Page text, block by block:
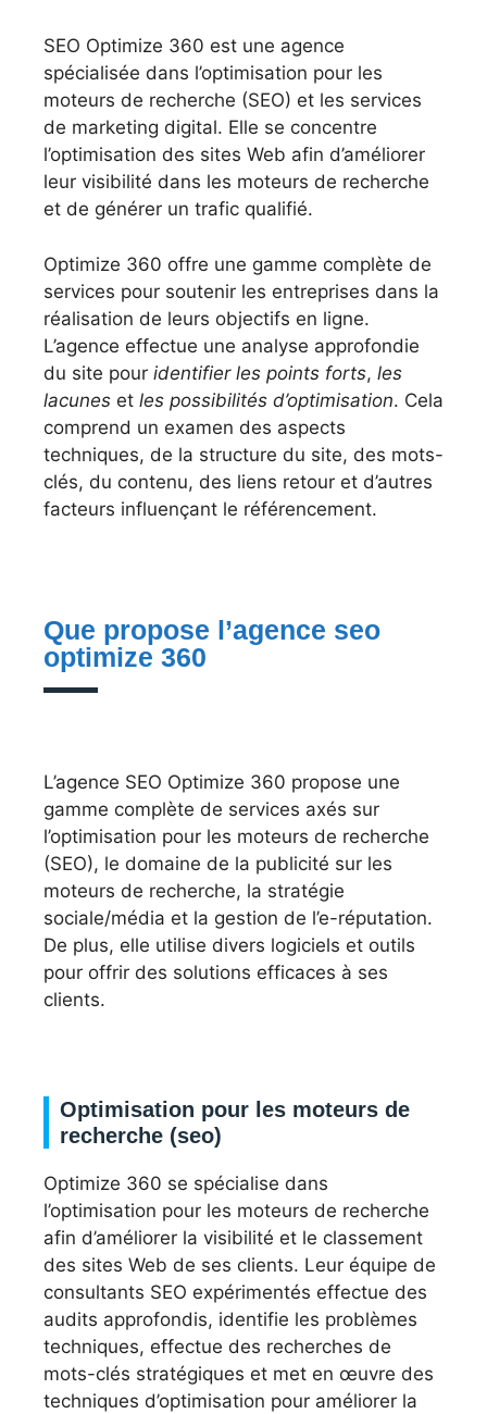
SEO Optimize 360 est une agence
spécialisée dans l’optimisation pour les
moteurs de recherche (SEO) et les services
de marketing digital. Elle se concentre
l’optimisation des sites Web afin d’améliorer
leur visibilité dans les moteurs de recherche
et de générer un trafic qualifié.
Optimize 360 offre une gamme complète de
services pour soutenir les entreprises dans la
réalisation de leurs objectifs en ligne.
L’agence effectue une analyse approfondie
du site pour identifier les points forts, les
lacunes et les possibilités d’optimisation. Cela
comprend un examen des aspects
techniques, de la structure du site, des mots-
clés, du contenu, des liens retour et d’autres
facteurs influençant le référencement.
Que propose l’agence seo
optimize 360
L’agence SEO Optimize 360 propose une
gamme complète de services axés sur
l’optimisation pour les moteurs de recherche
(SEO), le domaine de la publicité sur les
moteurs de recherche, la stratégie
sociale/média et la gestion de l’e-réputation.
De plus, elle utilise divers logiciels et outils
pour offrir des solutions efficaces à ses
clients.
Optimisation pour les moteurs de
recherche (seo)
Optimize 360 se spécialise dans
l’optimisation pour les moteurs de recherche
afin d’améliorer la visibilité et le classement
des sites Web de ses clients. Leur équipe de
consultants SEO expérimentés effectue des
audits approfondis, identifie les problèmes
techniques, effectue des recherches de
mots-clés stratégiques et met en œuvre des
techniques d’optimisation pour améliorer la